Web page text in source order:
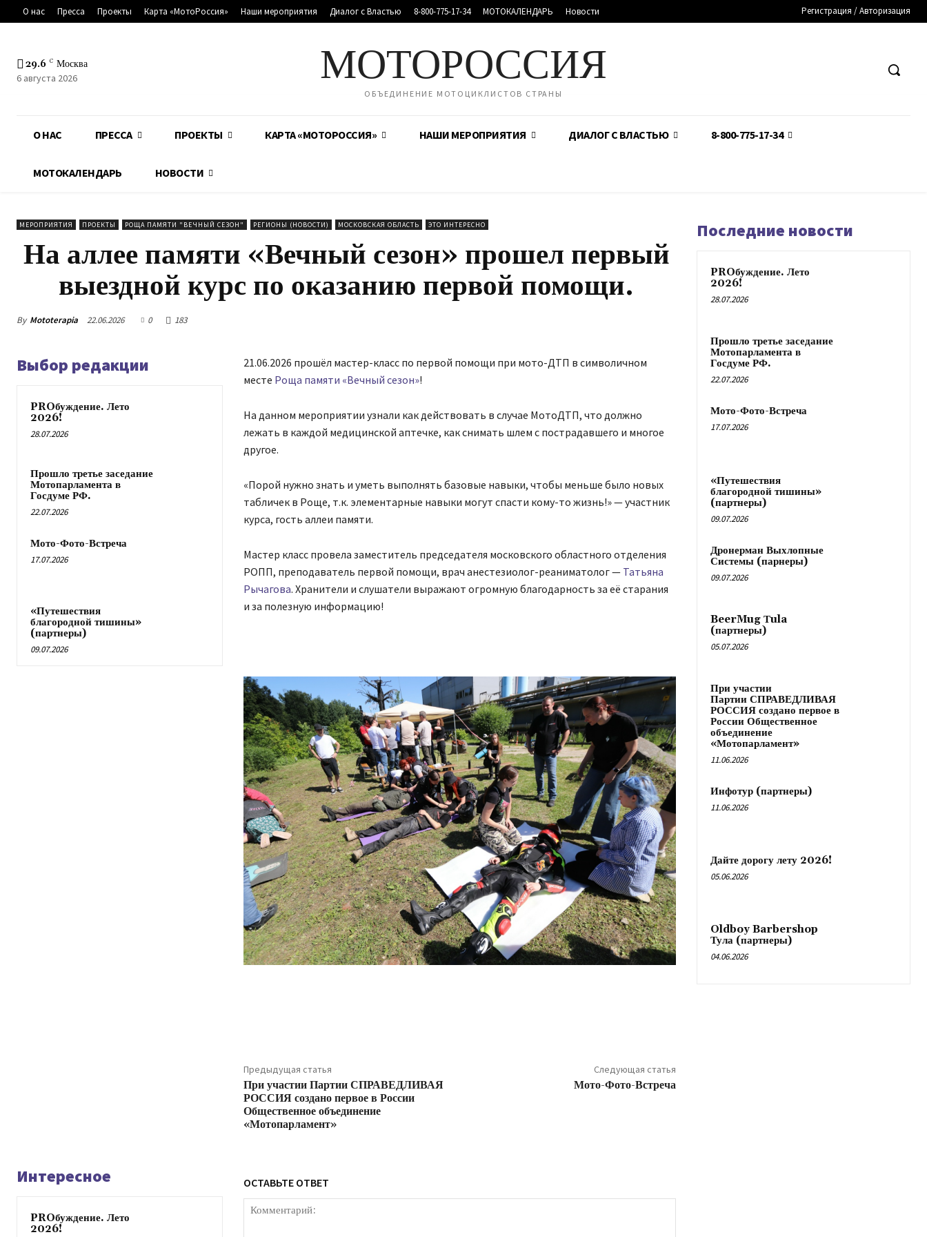
О нас Пресса Проекты Карта «МотоРоссия» Наши мероприятия Диалог с Властью 8-800-775-17-34 МОТОКАЛЕНДАРЬ Новости Регистрация / Авторизация
29.6 C Москва
6 августа 2026
МОТОРОССИЯ
ОБЪЕДИНЕНИЕ МОТОЦИКЛИСТОВ СТРАНЫ
О НАС ПРЕССА ПРОЕКТЫ КАРТА «МОТОРОССИЯ» НАШИ МЕРОПРИЯТИЯ ДИАЛОГ С ВЛАСТЬЮ 8-800-775-17-34
МОТОКАЛЕНДАРЬ НОВОСТИ
МЕРОПРИЯТИЯ ПРОЕКТЫ РОЩА ПАМЯТИ "ВЕЧНЫЙ СЕЗОН" РЕГИОНЫ (НОВОСТИ) МОСКОВСКАЯ ОБЛАСТЬ ЭТО ИНТЕРЕСНО
На аллее памяти «Вечный сезон» прошел первый
выездной курс по оказанию первой помощи.
By Mototerapia 22.06.2026 0 183
Выбор редакции
PROбуждение. Лето
2026!
28.07.2026
Прошло третье заседание
Мотопарламента в
Госдуме РФ.
22.07.2026
Мото-Фото-Встреча
17.07.2026
«Путешествия
благородной тишины»
(партнеры)
09.07.2026
21.06.2026 прошёл мастер-класс по первой помощи при мото-ДТП в символичном
месте Роща памяти «Вечный сезон»!
На данном мероприятии узнали как действовать в случае МотоДТП, что должно
лежать в каждой медицинской аптечке, как снимать шлем с пострадавшего и многое
другое.
«Порой нужно знать и уметь выполнять базовые навыки, чтобы меньше было новых
табличек в Роще, т.к. элементарные навыки могут спасти кому-то жизнь!» — участник
курса, гость аллеи памяти.
Мастер класс провела заместитель председателя московского областного отделения
РОПП, преподаватель первой помощи, врач анестезиолог-реаниматолог — Татьяна
Рычагова. Хранители и слушатели выражают огромную благодарность за её старания
и за полезную информацию!
Предыдущая статья
При участии Партии СПРАВЕДЛИВАЯ
РОССИЯ создано первое в России
Общественное объединение
«Мотопарламент»
Следующая статья
Мото-Фото-Встреча
Интересное
PROбуждение. Лето
2026!
ОСТАВЬТЕ ОТВЕТ
Последние новости
PROбуждение. Лето
2026!
28.07.2026
Прошло третье заседание
Мотопарламента в
Госдуме РФ.
22.07.2026
Мото-Фото-Встреча
17.07.2026
«Путешествия
благородной тишины»
(партнеры)
09.07.2026
Дронерман Выхлопные
Системы (парнеры)
09.07.2026
BeerMug Тula
(партнеры)
05.07.2026
При участии
Партии СПРАВЕДЛИВАЯ
РОССИЯ создано первое в
России Общественное
объединение
«Мотопарламент»
11.06.2026
Инфотур (партнеры)
11.06.2026
Дайте дорогу лету 2026!
05.06.2026
Oldboy Barbershop
Тула (партнеры)
04.06.2026